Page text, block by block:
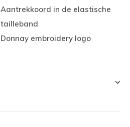
Aantrekkoord in de elastische
tailleband
Donnay embroidery logo